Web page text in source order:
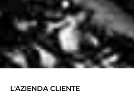
L'AZIENDA CLIENTE